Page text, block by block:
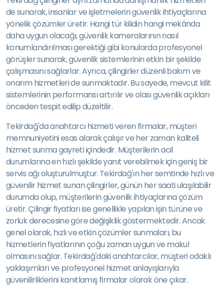
de sunarak, insanlar ve işletmelerin güvenlik ihtiyaçlarına
yönelik çözümler üretir. Hangi tür kilidin hangi mekânda
daha uygun olacağı, güvenlik kameralarının nasıl
konumlandırılması gerektiği gibi konularda profesyonel
görüşler sunarak, güvenlik sistemlerinin etkin bir şekilde
çalışmasını sağlarlar. Ayrıca, çilingirler düzenli bakım ve
onarım hizmetleri de sunmaktadır. Bu sayede, mevcut kilit
sistemlerinin performansı artırılır ve olası güvenlik açıkları
önceden tespit edilip düzeltilir.
Tekirdağ'da anahtarcı hizmeti veren firmalar, müşteri
memnuniyetini esas alarak çalışır ve her zaman kaliteli
hizmet sunma gayreti içindedir. Müşterilerin acil
durumlarına en hızlı şekilde yanıt verebilmek için geniş bir
servis ağı oluşturulmuştur. Tekirdağ'ın her semtinde hızlı ve
güvenilir hizmet sunan çilingirler, günün her saati ulaşılabilir
durumda olup, müşterilerin güvenlik ihtiyaçlarına çözüm
üretir. Çilingir fiyatları ise genellikle yapılan işin türüne ve
zorluk derecesine göre değişiklik göstermektedir. Ancak
genel olarak, hızlı ve etkin çözümler sunmaları, bu
hizmetlerin fiyatlarının çoğu zaman uygun ve makul
olmasını sağlar. Tekirdağ'daki anahtarcılar, müşteri odaklı
yaklaşımları ve profesyonel hizmet anlayışlarıyla
güvenilirliklerini kanıtlamış firmalar olarak öne çıkar.